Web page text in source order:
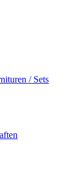
/ Sets